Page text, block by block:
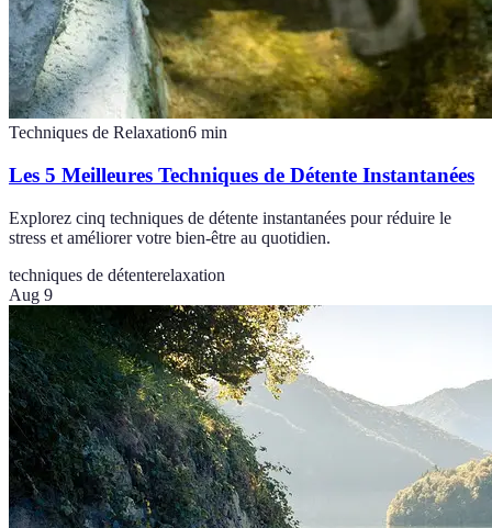
Techniques de Relaxation6 min
Les 5 Meilleures Techniques de Détente Instantanées
Explorez cinq techniques de détente instantanées pour réduire le
stress et améliorer votre bien-être au quotidien.
techniques de détenterelaxation
Aug 9